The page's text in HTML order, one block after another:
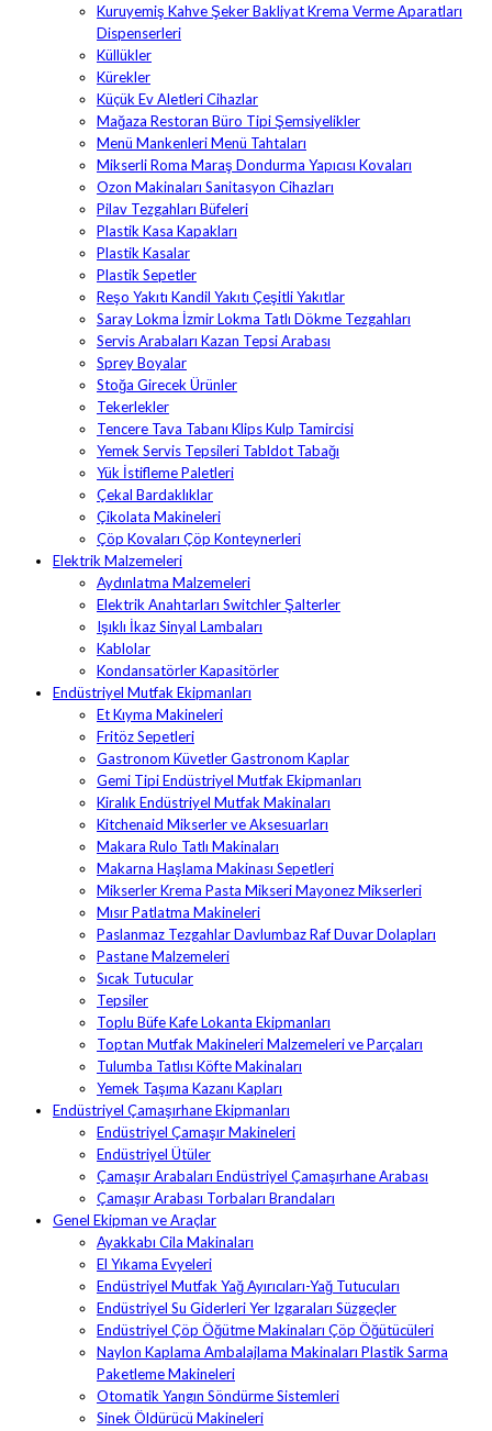
Kuruyemiş Kahve Şeker Bakliyat Krema Verme Aparatları
Dispenserleri
Küllükler
Kürekler
Küçük Ev Aletleri Cihazlar
Mağaza Restoran Büro Tipi Şemsiyelikler
Menü Mankenleri Menü Tahtaları
Mikserli Roma Maraş Dondurma Yapıcısı Kovaları
Ozon Makinaları Sanitasyon Cihazları
Pilav Tezgahları Büfeleri
Plastik Kasa Kapakları
Plastik Kasalar
Plastik Sepetler
Reşo Yakıtı Kandil Yakıtı Çeşitli Yakıtlar
Saray Lokma İzmir Lokma Tatlı Dökme Tezgahları
Servis Arabaları Kazan Tepsi Arabası
Sprey Boyalar
Stoğa Girecek Ürünler
Tekerlekler
Tencere Tava Tabanı Klips Kulp Tamircisi
Yemek Servis Tepsileri Tabldot Tabağı
Yük İstifleme Paletleri
Çekal Bardaklıklar
Çikolata Makineleri
Çöp Kovaları Çöp Konteynerleri
Elektrik Malzemeleri
Aydınlatma Malzemeleri
Elektrik Anahtarları Switchler Şalterler
Işıklı İkaz Sinyal Lambaları
Kablolar
Kondansatörler Kapasitörler
Endüstriyel Mutfak Ekipmanları
Et Kıyma Makineleri
Fritöz Sepetleri
Gastronom Küvetler Gastronom Kaplar
Gemi Tipi Endüstriyel Mutfak Ekipmanları
Kiralık Endüstriyel Mutfak Makinaları
Kitchenaid Mikserler ve Aksesuarları
Makara Rulo Tatlı Makinaları
Makarna Haşlama Makinası Sepetleri
Mikserler Krema Pasta Mikseri Mayonez Mikserleri
Mısır Patlatma Makineleri
Paslanmaz Tezgahlar Davlumbaz Raf Duvar Dolapları
Pastane Malzemeleri
Sıcak Tutucular
Tepsiler
Toplu Büfe Kafe Lokanta Ekipmanları
Toptan Mutfak Makineleri Malzemeleri ve Parçaları
Tulumba Tatlısı Köfte Makinaları
Yemek Taşıma Kazanı Kapları
Endüstriyel Çamaşırhane Ekipmanları
Endüstriyel Çamaşır Makineleri
Endüstriyel Ütüler
Çamaşır Arabaları Endüstriyel Çamaşırhane Arabası
Çamaşır Arabası Torbaları Brandaları
Genel Ekipman ve Araçlar
Ayakkabı Cila Makinaları
El Yıkama Evyeleri
Endüstriyel Mutfak Yağ Ayırıcıları-Yağ Tutucuları
Endüstriyel Su Giderleri Yer Izgaraları Süzgeçler
Endüstriyel Çöp Öğütme Makinaları Çöp Öğütücüleri
Naylon Kaplama Ambalajlama Makinaları Plastik Sarma
Paketleme Makineleri
Otomatik Yangın Söndürme Sistemleri
Sinek Öldürücü Makineleri